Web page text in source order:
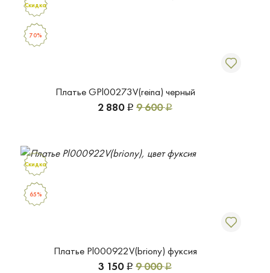
Платье GPl00273V(reina) черный
2 880 Р 9 600Р
Скидка
70%
Платье Pl000922V(briony) фуксия
3 150 Р 9 000Р
Скидка
65%